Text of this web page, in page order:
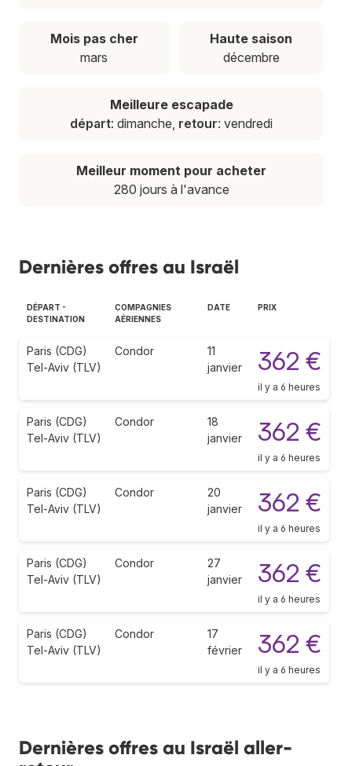
Mois pas cher
mars
Haute saison
décembre
Meilleure escapade
départ: dimanche, retour: vendredi
Meilleur moment pour acheter
280 jours à l'avance
Dernières offres au Israël
DÉPART -
DESTINATION
COMPAGNIES
AÉRIENNES
DATE PRIX
Paris (CDG)
Tel-Aviv (TLV)
Condor
11
janvier
362 €
il y a 6 heures
Paris (CDG)
Tel-Aviv (TLV)
Condor
18
janvier
362 €
il y a 6 heures
Paris (CDG)
Tel-Aviv (TLV)
Condor
20
janvier
362 €
il y a 6 heures
Paris (CDG)
Tel-Aviv (TLV)
Condor
27
janvier
362 €
il y a 6 heures
Paris (CDG)
Tel-Aviv (TLV)
Condor
17
février
362 €
il y a 6 heures
Dernières offres au Israël aller-